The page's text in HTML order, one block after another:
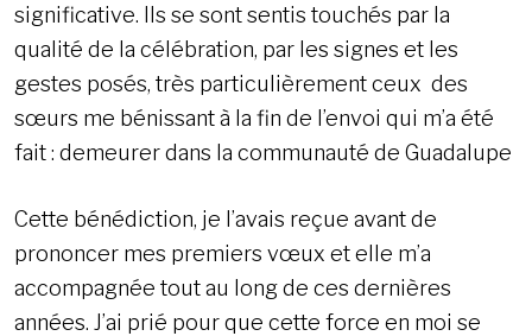
significative. Ils se sont sentis touchés par la
qualité de la célébration, par les signes et les
gestes posés, très particulièrement ceux des
sœurs me bénissant à la fin de l’envoi qui m’a été
fait : demeurer dans la communauté de Guadalupe
Cette bénédiction, je l’avais reçue avant de
prononcer mes premiers vœux et elle m’a
accompagnée tout au long de ces dernières
années. J’ai prié pour que cette force en moi se